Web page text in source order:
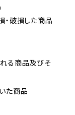
・破損した商品
る商品及びそ
た商品